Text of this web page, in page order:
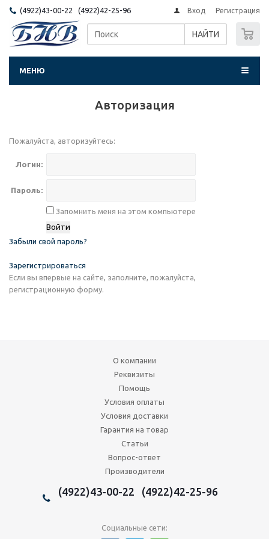
(4922)43-00-22 (4922)42-25-96 Вход Регистрация
НАЙТИ
МЕНЮ
Авторизация
Пожалуйста, авторизуйтесь:
Логин:
Пароль:
Запомнить меня на этом компьютере
Забыли свой пароль?
Зарегистрироваться
Если вы впервые на сайте, заполните, пожалуйста,
регистрационную форму.
О компании
Реквизиты
Помощь
Условия оплаты
Условия доставки
Гарантия на товар
Статьи
Вопрос-ответ
Производители
(4922)43-00-22 (4922)42-25-96
Социальные сети: